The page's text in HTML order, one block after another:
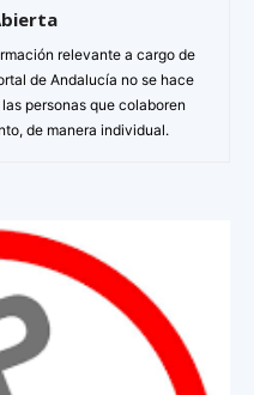
relevante a cargo de
de Andalucía no se hace
personas que colaboren
de manera individual.